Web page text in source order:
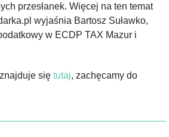
przesłanek. Więcej na ten temat
wyjaśnia Bartosz Suławko,
w ECDP TAX Mazur i
znajduje się tutaj, zachęcamy do